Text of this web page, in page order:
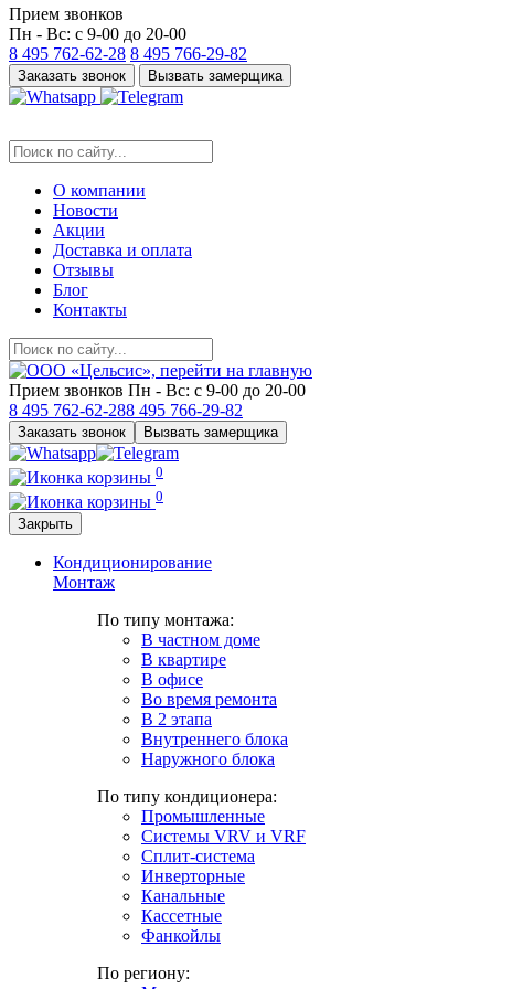
Прием звонков
Пн - Вс: с 9-00 до 20-00
8 495 762-62-28 8 495 766-29-82
Заказать звонок Вызвать замерщика
О компании
Новости
Акции
Доставка и оплата
Отзывы
Блог
Контакты
Прием звонков Пн - Вс: с 9-00 до 20-00
8 495 762-62-288 495 766-29-82
Заказать звонок Вызвать замерщика
0
0
Закрыть
Кондиционирование
Монтаж
По типу монтажа:
В частном доме
В квартире
В офисе
Во время ремонта
В 2 этапа
Внутреннего блока
Наружного блока
По типу кондиционера:
Промышленные
Системы VRV и VRF
Сплит-система
Инверторные
Канальные
Кассетные
Фанкойлы
По региону: